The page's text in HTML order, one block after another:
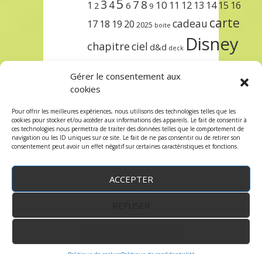
Gérer le consentement aux
cookies
Pour offrir les meilleures expériences, nous utilisons des technologies telles que les
cookies pour stocker et/ou accéder aux informations des appareils. Le fait de consentir à
ces technologies nous permettra de traiter des données telles que le comportement de
navigation ou les ID uniques sur ce site. Le fait de ne pas consentir ou de retirer son
consentement peut avoir un effet négatif sur certaines caractéristiques et fonctions.
ACCEPTER
1 2 3 45 6 7 8 9 10 11 12 13 14 15 16
17 18 19 20 2025 boite cadeau carte
chapitreciel d&d deck Disney
lorcana
protègeprécommandesetsleeve
terre trois unlockursula étincelant
Copyright © 2023 robindesjeux.com -Mentions